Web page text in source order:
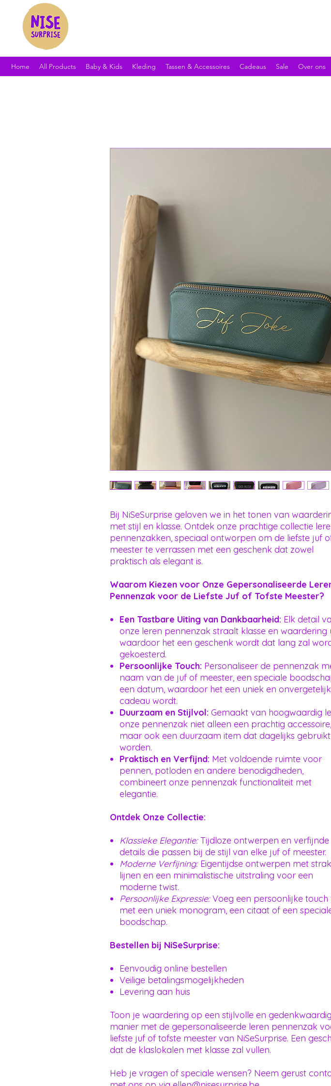
Home All Products Baby & Kids Kleding Tassen & Accessoires Cadeaus Sale Over ons
Bij NiSeSurprise geloven we in het tonen van
met stijl en klasse. Ontdek onze prachtige collectie
pennenzakken, speciaal ontworpen om de liefste juf
meester te verrassen met een geschenk dat zowel
praktisch als elegant is.
Waarom Kiezen voor Onze Gepersonaliseerde
Pennenzak voor de Liefste Juf of Tofste Meester?
Een Tastbare Uiting van Dankbaarheid: Elk detail
onze leren pennenzak straalt klasse en waardering
waardoor het een geschenk wordt dat lang zal
gekoesterd.
Persoonlijke Touch: Personaliseer de pennenzak
naam van de juf of meester, een speciale
een datum, waardoor het een uniek en onvergetelijk
cadeau wordt.
Duurzaam en Stijlvol: Gemaakt van hoogwaardig
onze pennenzak niet alleen een prachtig accessoire,
maar ook een duurzaam item dat dagelijks
worden.
Praktisch en Verfijnd: Met voldoende ruimte voor
pennen, potloden en andere benodigdheden,
combineert onze pennenzak functionaliteit met
elegantie.
Ontdek Onze Collectie:
Klassieke Elegantie:Tijdloze ontwerpen en verfijnde
details die passen bij de stijl van elke juf of meester.
Moderne Verfijning:Eigentijdse ontwerpen met
lijnen en een minimalistische uitstraling voor een
moderne twist.
Persoonlijke Expressie:Voeg een persoonlijke touch
met een uniek monogram, een citaat of een
boodschap.
Bestellen bij NiSeSurprise:
Eenvoudig online bestellen
Veilige betalingsmogelijkheden
Levering aan huis
Toon je waardering op een stijlvolle en
manier met de gepersonaliseerde leren pennenzak
liefste juf of tofste meester van NiSeSurprise. Een
dat de klaslokalen met klasse zal vullen.
Heb je vragen of speciale wensen? Neem gerust